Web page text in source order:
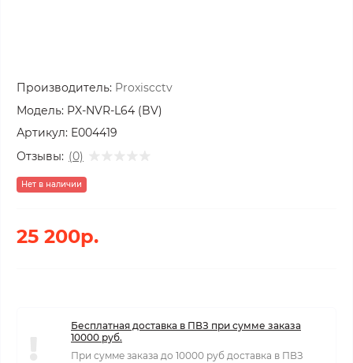
Производитель: Proxiscctv
Модель: PX-NVR-L64 (BV)
Артикул: E004419
Отзывы: (0)
Нет в наличии
25 200р.
Бесплатная доставка в ПВЗ при сумме заказа
10000 руб.
При сумме заказа до 10000 руб доставка в ПВЗ